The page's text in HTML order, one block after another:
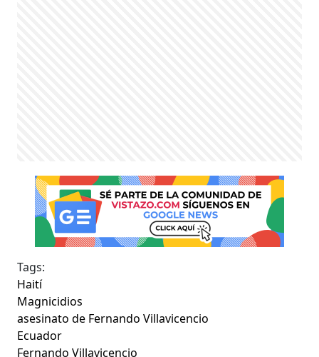
Tags:
Haití
Magnicidios
asesinato de Fernando Villavicencio
Ecuador
Fernando Villavicencio